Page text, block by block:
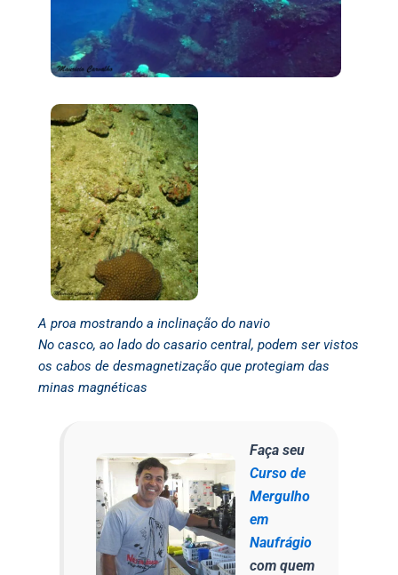
A proa mostrando a inclinação do navio
No casco, ao lado do casario central, podem ser vistos
os cabos de desmagnetização que protegiam das
minas magnéticas
Faça seu
Curso de
Mergulho
em
Naufrágio
com quem